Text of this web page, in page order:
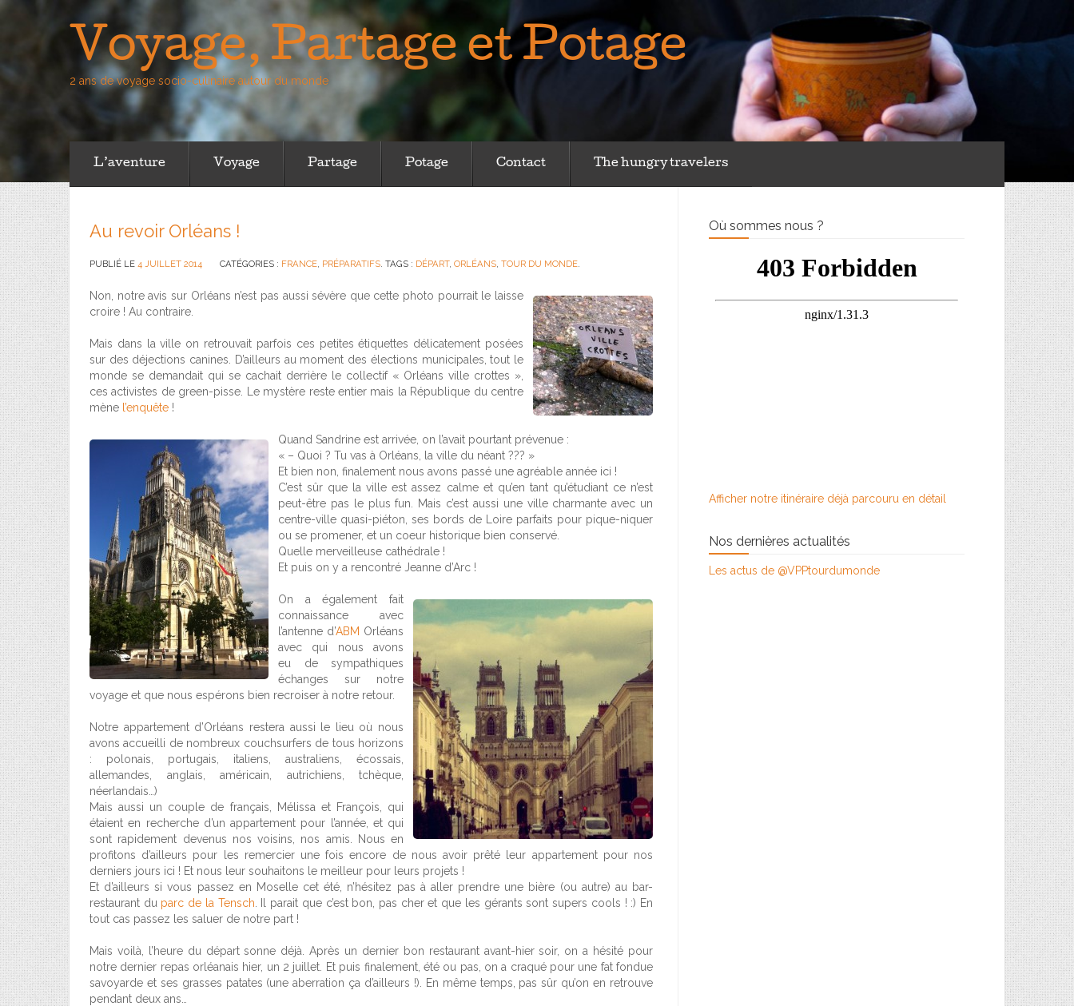
Voyage, Partage et Potage
2 ans de voyage socio-culinaire autour du monde
L’aventure Voyage Partage Potage Contact The hungry travelers
Au revoir Orléans !
PUBLIÉ LE 4 JUILLET 2014 CATÉGORIES : FRANCE, PRÉPARATIFS. TAGS : DÉPART, ORLÉANS, TOUR DU MONDE.
Non, notre avis sur Orléans n’est pas aussi sévère que cette photo pourrait le laisse
croire ! Au contraire.
Mais dans la ville on retrouvait parfois ces petites étiquettes délicatement posées
sur des déjections canines. D’ailleurs au moment des élections municipales, tout le
monde se demandait qui se cachait derrière le collectif « Orléans ville crottes »,
ces activistes de green-pisse. Le mystère reste entier mais la République du centre
mène l’enquête !
Quand Sandrine est arrivée, on l’avait pourtant prévenue :
« – Quoi ? Tu vas à Orléans, la ville du néant ??? »
Et bien non, finalement nous avons passé une agréable année ici !
C’est sûr que la ville est assez calme et qu’en tant qu’étudiant ce n’est
peut-être pas le plus fun. Mais c’est aussi une ville charmante avec un
centre-ville quasi-piéton, ses bords de Loire parfaits pour pique-niquer
ou se promener, et un coeur historique bien conservé.
Quelle merveilleuse cathédrale !
Et puis on y a rencontré Jeanne d’Arc !
On a également fait
connaissance avec
l’antenne d’ABM Orléans
avec qui nous avons
eu de sympathiques
échanges sur notre
voyage et que nous espérons bien recroiser à notre retour.
Notre appartement d’Orléans restera aussi le lieu où nous
avons accueilli de nombreux couchsurfers de tous horizons
: polonais, portugais, italiens, australiens, écossais,
allemandes, anglais, américain, autrichiens, tchèque,
néerlandais…)
Mais aussi un couple de français, Mélissa et François, qui
étaient en recherche d’un appartement pour l’année, et qui
sont rapidement devenus nos voisins, nos amis. Nous en
profitons d’ailleurs pour les remercier une fois encore de nous avoir prêté leur appartement pour nos
derniers jours ici ! Et nous leur souhaitons le meilleur pour leurs projets !
Et d’ailleurs si vous passez en Moselle cet été, n’hésitez pas à aller prendre une bière (ou autre) au bar-
restaurant du parc de la Tensch . Il parait que c’est bon, pas cher et que les gérants sont supers cools ! :) En
tout cas passez les saluer de notre part !
Mais voilà, l’heure du départ sonne déjà. Après un dernier bon restaurant avant-hier soir, on a hésité pour
notre dernier repas orléanais hier, un 2 juillet. Et puis finalement, été ou pas, on a craqué pour une fat fondue
savoyarde et ses grasses patates (une aberration ça d’ailleurs !). En même temps, pas sûr qu’on en retrouve
pendant deux ans…
Où sommes nous ?
Afficher notre itinéraire déjà parcouru en détail
Nos dernières actualités
Les actus de @VPPtourdumonde